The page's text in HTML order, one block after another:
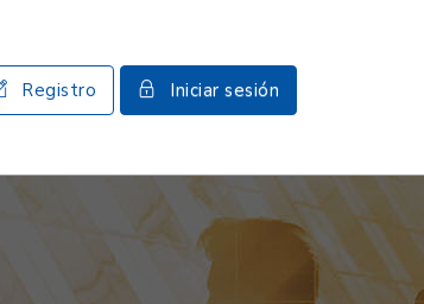
Registro Iniciar sesión